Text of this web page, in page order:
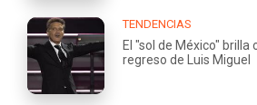
TENDENCIAS
El "sol de México"
regreso de Luis Miguel